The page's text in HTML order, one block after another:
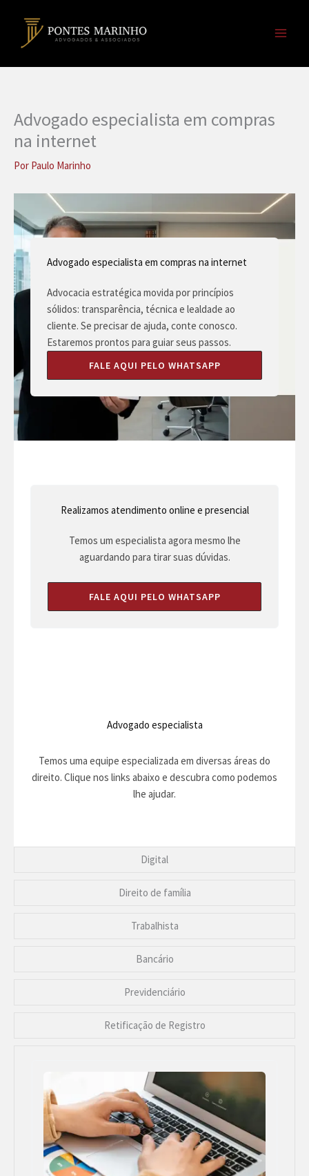
Advogado especialista em compras
na internet
Por Paulo Marinho
Advogado especialista em compras na internet
Advocacia estratégica movida por princípios
sólidos: transparência, técnica e lealdade ao
cliente. Se precisar de ajuda, conte conosco.
Estaremos prontos para guiar seus passos.
FALE AQUI PELO WHATSAPP
Realizamos atendimento online e presencial
Temos um especialista agora mesmo lhe
aguardando para tirar suas dúvidas.
FALE AQUI PELO WHATSAPP
Advogado especialista
Temos uma equipe especializada em diversas áreas do
direito. Clique nos links abaixo e descubra como podemos
lhe ajudar.
Digital
Direito de família
Trabalhista
Bancário
Previdenciário
Retificação de Registro